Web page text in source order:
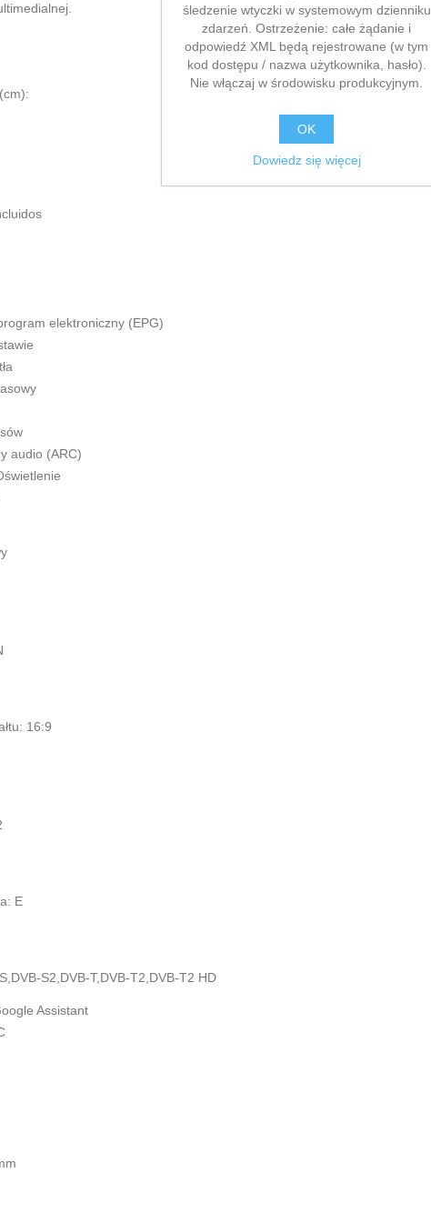
elektroniczny (EPG)
audio (ARC)
16:9
E
S2,DVB-T,DVB-T2,DVB-T2 HD
Assistant
śledzenie wtyczki w systemowym dzienniku
zdarzeń. Ostrzeżenie: całe żądanie i
odpowiedź XML będą rejestrowane (w tym
kod dostępu / nazwa użytkownika, hasło).
Nie włączaj w środowisku produkcyjnym.
OK
Dowiedz się więcej